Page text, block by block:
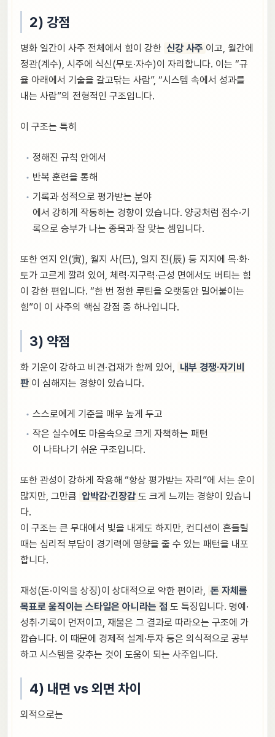
2) 강점
병화 일간이 사주 전체에서 힘이 강한 신강 사주 이고, 월간에
정관(계수), 시주에 식신(무토·자수)이 자리합니다. 이는 “규
율 아래에서 기술을 갈고닦는 사람”, “시스템 속에서 성과를
내는 사람”의 전형적인 구조입니다.
이 구조는 특히
정해진 규칙 안에서
반복 훈련을 통해
기록과 성적으로 평가받는 분야
에서 강하게 작동하는 경향이 있습니다. 양궁처럼 점수·기
록으로 승부가 나는 종목과 잘 맞는 셈입니다.
또한 연지 인(寅), 월지 사(巳), 일지 진(辰) 등 지지에 목·화·
토가 고르게 깔려 있어, 체력·지구력·근성 면에서도 버티는 힘
이 강한 편입니다. “한 번 정한 루틴을 오랫동안 밀어붙이는
힘”이 이 사주의 핵심 강점 중 하나입니다.
3) 약점
화 기운이 강하고 비견·겁재가 함께 있어, 내부 경쟁·자기비
판 이 심해지는 경향이 있습니다.
스스로에게 기준을 매우 높게 두고
작은 실수에도 마음속으로 크게 자책하는 패턴
이 나타나기 쉬운 구조입니다.
또한 관성이 강하게 작용해 “항상 평가받는 자리”에 서는 운이
많지만, 그만큼 압박감·긴장감 도 크게 느끼는 경향이 있습니
다.
이 구조는 큰 무대에서 빛을 내게도 하지만, 컨디션이 흔들릴
때는 심리적 부담이 경기력에 영향을 줄 수 있는 패턴을 내포
합니다.
재성(돈·이익을 상징)이 상대적으로 약한 편이라, 돈 자체를
목표로 움직이는 스타일은 아니라는 점 도 특징입니다. 명예·
성취·기록이 먼저이고, 재물은 그 결과로 따라오는 구조에 가
깝습니다. 이 때문에 경제적 설계·투자 등은 의식적으로 공부
하고 시스템을 갖추는 것이 도움이 되는 사주입니다.
4) 내면 vs 외면 차이
외적으로는